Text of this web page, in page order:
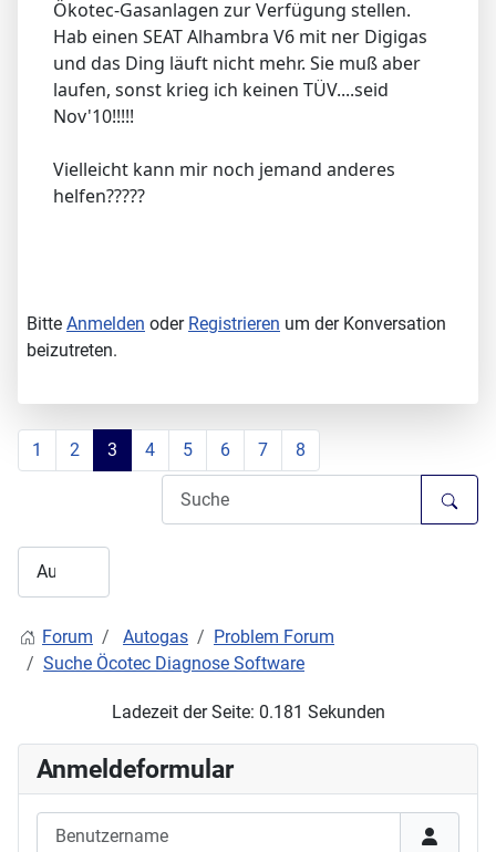
Ökotec-Gasanlagen zur Verfügung stellen.
Hab einen SEAT Alhambra V6 mit ner Digigas
und das Ding läuft nicht mehr. Sie muß aber
laufen, sonst krieg ich keinen TÜV....seid
Nov'10!!!!!
Vielleicht kann mir noch jemand anderes
helfen?????
Bitte Anmelden oder Registrieren um der Konversation
beizutreten.
1 2 3 4 5 6 7 8
Forum Autogas
Problem Forum
Suche Öcotec Diagnose Software
Ladezeit der Seite: 0.181 Sekunden
Anmeldeformular